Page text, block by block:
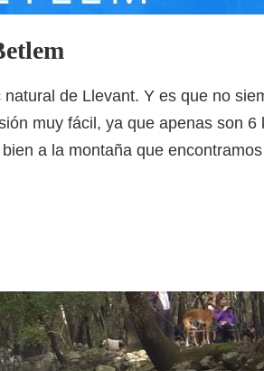
de Llevant. Y es que no
muy fácil, ya que apenas son
a la montaña que